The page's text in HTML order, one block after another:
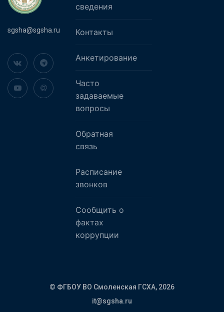
sgsha@sgsha.ru
сведения
Контакты
Анкетирование
Часто
задаваемые
вопросы
Обратная
связь
Расписание
звонков
Сообщить о
фактах
коррупции
© ФГБОУ ВО Смоленская ГСХА, 2026
it@sgsha.ru